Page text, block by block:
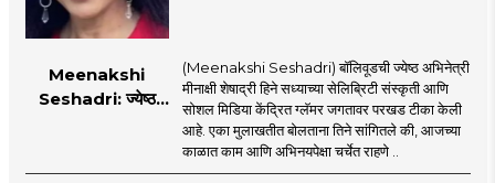
Meenakshi
Seshadri: ज्येष्ठ
सेलिब्रिटी संस्कृतीवर
(Meenakshi Seshadri) बॉलिवूडची ज्येष्ठ अभिनेत्री
मीनाक्षी शेषाद्री हिने सध्याच्या सेलिब्रिटी संस्कृती आणि
सोशल मिडिया केंद्रित ग्लॅमर जगतावर परखड टीका केली
आहे. एका मुलाखतीत बोलताना तिने सांगितले की, आजच्या
काळात काम आणि अभिनयपेक्षा चर्चेत राहणे ..